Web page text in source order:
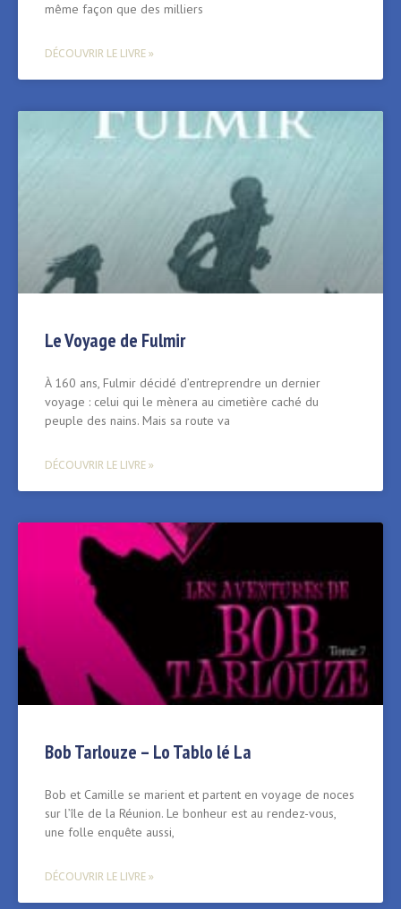
même façon que des milliers
DÉCOUVRIR LE LIVRE »
Le Voyage de Fulmir
À 160 ans, Fulmir décidé d’entreprendre un dernier
voyage : celui qui le mènera au cimetière caché du
peuple des nains. Mais sa route va
DÉCOUVRIR LE LIVRE »
Bob Tarlouze – Lo Tablo lé La
Bob et Camille se marient et partent en voyage de noces
sur l’île de la Réunion. Le bonheur est au rendez-vous,
une folle enquête aussi,
DÉCOUVRIR LE LIVRE »